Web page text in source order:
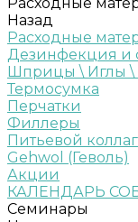
Назад
Расходные
Дезинфекция и
Шприцы \ Иглы \
Термосумка
Перчатки
Филлеры
Питьевой
Gehwol (Геволь)
Акции
КАЛЕНДАРЬ
Семинары